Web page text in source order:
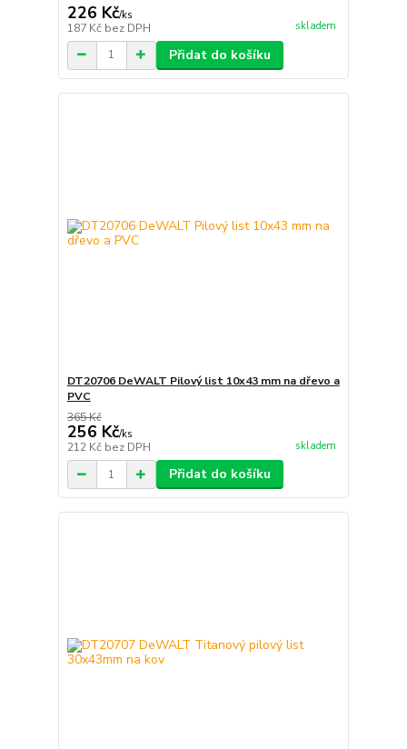
226 Kč/ks
187 Kč bez DPH skladem
Přidat do košíku
DT20706 DeWALT Pilový list 10x43 mm na dřevo a
PVC
365 Kč
256 Kč/ks
212 Kč bez DPH skladem
Přidat do košíku